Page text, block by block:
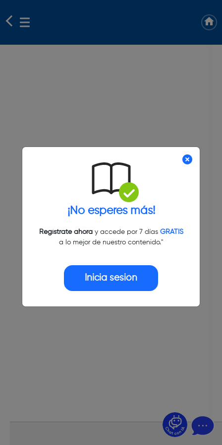
¡No esperes más!
Regístrate ahoray accede por 7 días GRATIS
a lo mejor de nuestro contenido."
Inicia sesión